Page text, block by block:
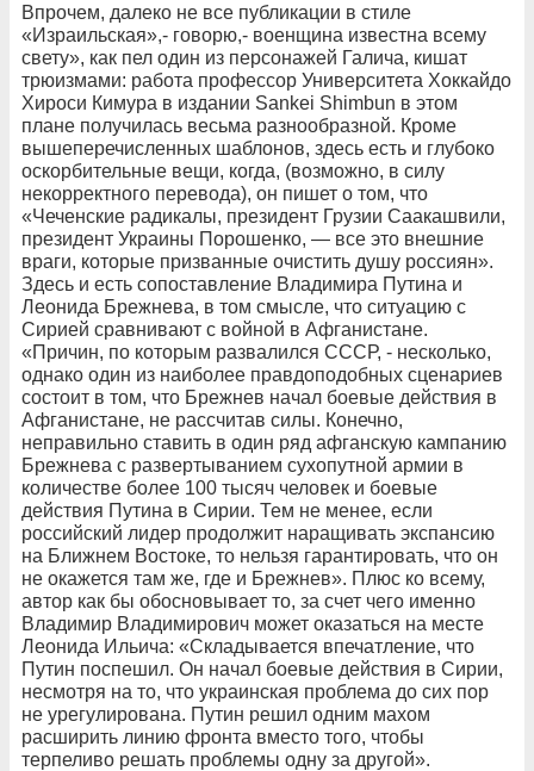
Впрочем, далеко не все публикации в стиле
«Израильская»,- говорю,- военщина известна всему
свету», как пел один из персонажей Галича, кишат
трюизмами: работа профессор Университета Хоккайдо
Хироси Кимура в издании Sankei Shimbun в этом
плане получилась весьма разнообразной. Кроме
вышеперечисленных шаблонов, здесь есть и глубоко
оскорбительные вещи, когда, (возможно, в силу
некорректного перевода), он пишет о том, что
«Чеченские радикалы, президент Грузии Саакашвили,
президент Украины Порошенко, — все это внешние
враги, которые призванные очистить душу россиян».
Здесь и есть сопоставление Владимира Путина и
Леонида Брежнева, в том смысле, что ситуацию с
Сирией сравнивают с войной в Афганистане.
«Причин, по которым развалился СССР, - несколько,
однако один из наиболее правдоподобных сценариев
состоит в том, что Брежнев начал боевые действия в
Афганистане, не рассчитав силы. Конечно,
неправильно ставить в один ряд афганскую кампанию
Брежнева с развертыванием сухопутной армии в
количестве более 100 тысяч человек и боевые
действия Путина в Сирии. Тем не менее, если
российский лидер продолжит наращивать экспансию
на Ближнем Востоке, то нельзя гарантировать, что он
не окажется там же, где и Брежнев». Плюс ко всему,
автор как бы обосновывает то, за счет чего именно
Владимир Владимирович может оказаться на месте
Леонида Ильича: «Складывается впечатление, что
Путин поспешил. Он начал боевые действия в Сирии,
несмотря на то, что украинская проблема до сих пор
не урегулирована. Путин решил одним махом
расширить линию фронта вместо того, чтобы
терпеливо решать проблемы одну за другой».